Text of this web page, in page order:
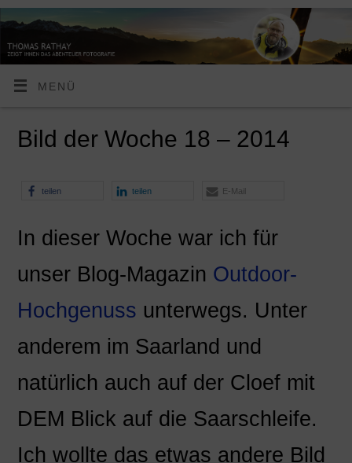
MENÜ
Bild der Woche 18 – 2014
teilen teilen E-Mail
In dieser Woche war ich für
unser Blog-Magazin Outdoor-
Hochgenuss unterwegs. Unter
anderem im Saarland und
natürlich auch auf der Cloef mit
DEM Blick auf die Saarschleife.
Ich wollte das etwas andere Bild